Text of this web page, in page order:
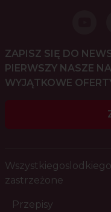
ZAPISZ SIĘ DO
PIERWSZY NASZE
WYJĄTKOWE
zastrzeżone
Przepisy